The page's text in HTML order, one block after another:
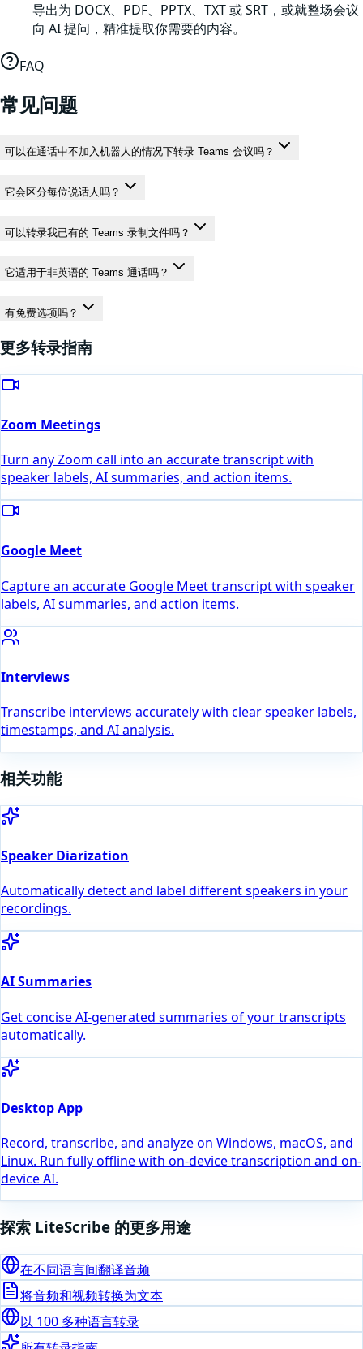
导出为 DOCX、PDF、PPTX、TXT 或 SRT，或就整场会议
向 AI 提问，精准提取你需要的内容。
FAQ
常见问题
可以在通话中不加入机器人的情况下转录 Teams 会议吗？
它会区分每位说话人吗？
可以转录我已有的 Teams 录制文件吗？
它适用于非英语的 Teams 通话吗？
有免费选项吗？
更多转录指南
Zoom Meetings
Turn any Zoom call into an accurate transcript with
speaker labels, AI summaries, and action items.
Google Meet
Capture an accurate Google Meet transcript with speaker
labels, AI summaries, and action items.
Interviews
Transcribe interviews accurately with clear speaker labels,
timestamps, and AI analysis.
相关功能
Speaker Diarization
Automatically detect and label different speakers in your
recordings.
AI Summaries
Get concise AI-generated summaries of your transcripts
automatically.
Desktop App
Record, transcribe, and analyze on Windows, macOS, and
Linux. Run fully offline with on-device transcription and on-
device AI.
探索 LiteScribe 的更多用途
在不同语言间翻译音频
将音频和视频转换为文本
以 100 多种语言转录